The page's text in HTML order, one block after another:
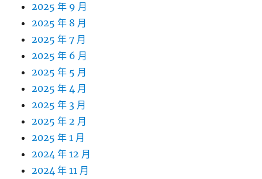
2025 年 9 月
2025 年 8 月
2025 年 7 月
2025 年 6 月
2025 年 5 月
2025 年 4 月
2025 年 3 月
2025 年 2 月
2025 年 1 月
2024 年 12 月
2024 年 11 月